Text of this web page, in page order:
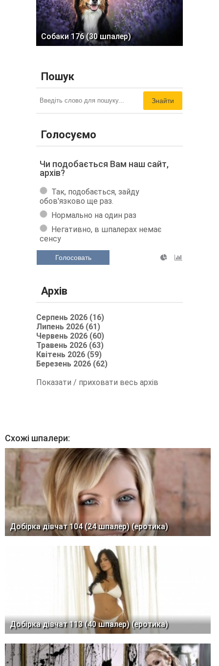
Собаки 176 (30 шпалер)
Пошук
Знайти
Голосуємо
Чи подобається Вам наш сайт,
архів?
Так, подобається, зайду
обов'язково ще раз.
Нормально на один раз
Негативно, в шпалерах немає
сенсу
Голосовать
Архів
Серпень 2026 (16)
Липень 2026 (61)
Червень 2026 (60)
Травень 2026 (63)
Квітень 2026 (59)
Березень 2026 (62)
Показати / приховати весь архів
Схожі шпалери:
Добірка дівчат 104 (24 шпалер) (еротика)
Добірка дівчат 113 (40 шпалер) (еротика)